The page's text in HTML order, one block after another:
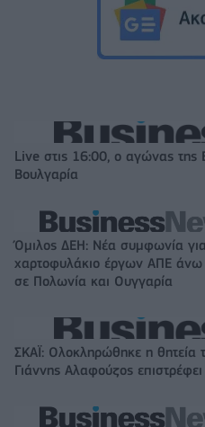
Live στις 16:00, ο αγώνας της
Βουλγαρία
Όμιλος ΔΕΗ: Νέα συμφωνία για
χαρτοφυλάκιο έργων ΑΠΕ
σε Πολωνία και Ουγγαρία
ΣΚΑΪ: Ολοκληρώθηκε η θητεία
Γιάννης Αλαφούζος